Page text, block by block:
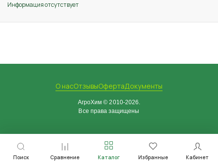
Поиск Сравнение Каталог Избранные Кабинет
Информация отсутствует
О насОтзывыОфертаДокументы
АгроХим © 2010-2026.
Все права защищены